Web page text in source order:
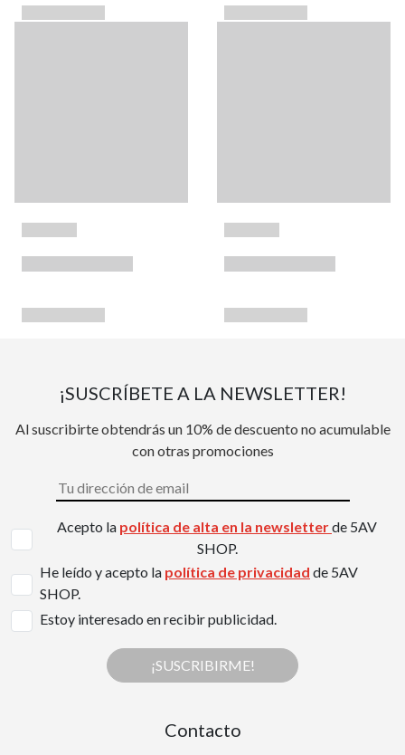
¡SUSCRÍBETE A LA NEWSLETTER!
Al suscribirte obtendrás un 10% de descuento no acumulable
con otras promociones
Acepto la política de alta en la newsletterde 5AV
SHOP.
He leído y acepto la política de privacidad de 5AV
SHOP.
Estoy interesado en recibir publicidad.
¡SUSCRIBIRME!
Contacto